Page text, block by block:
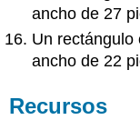
ancho de 27
Un rectángulo
ancho de 22
Recursos